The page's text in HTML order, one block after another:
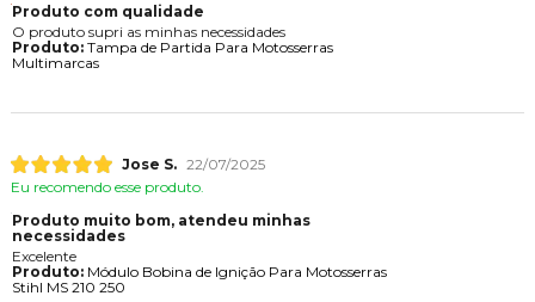
Produto com qualidade
O produto supri as minhas necessidades
Produto:Tampa de Partida Para Motosserras
Multimarcas
Jose S. 22/07/2025
Eu recomendo esse produto.
Produto muito bom, atendeu minhas
necessidades
Excelente
Produto:Módulo Bobina de Ignição Para Motosserras
Stihl MS 210 250